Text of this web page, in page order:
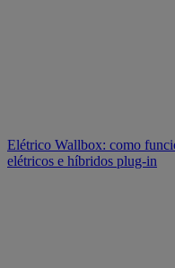
Elétrico Wallbox: como
elétricos e híbridos plug-in